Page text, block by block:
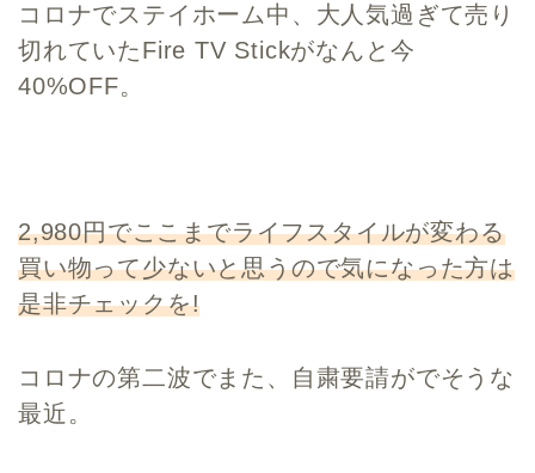
コロナでステイホーム中、大人気過ぎて売り
切れていたFire TV Stickがなんと今
40%OFF。
2,980円でここまでライフスタイルが変わる
買い物って少ないと思うので気になった方は
是非チェックを!
コロナの第二波でまた、自粛要請がでそうな
最近。